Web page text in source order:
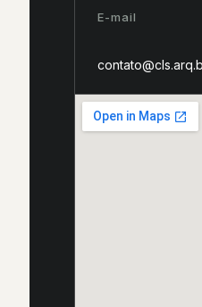
E-mail